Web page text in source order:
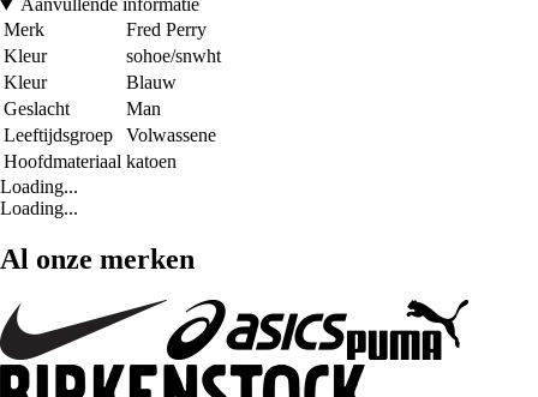
Aanvullende informatie
Merk
Fred Perry
Kleur
sohoe/snwht
Kleur
Blauw
Geslacht
Man
Leeftijdsgroep
Volwassene
Hoofdmateriaal katoen
Loading...
Loading...
Al onze merken